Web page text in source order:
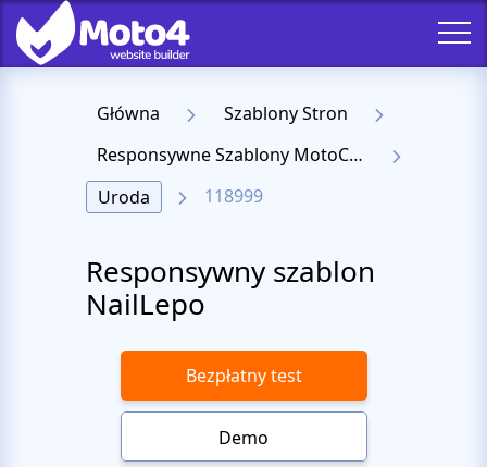
Główna
Szablony Stron
Responsywne Szablony MotoCMS 3
Uroda
118999
Responsywny szablon
NailLepo
Bezpłatny test
Demo